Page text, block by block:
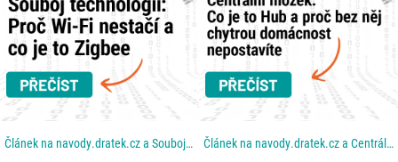
Článek na navody.dratek.cz a Souboj technologií: Proč Wi-Fi nestačí a co je to Zigbee. Odkaz také v... Článek na navody.dratek.cz a Centrální mozek: Co je to Hub a proč bez něj chytrou domácnost...